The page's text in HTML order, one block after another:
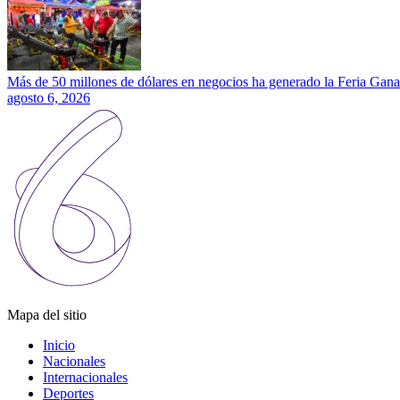
Más de 50 millones de dólares en negocios ha generado la Feria
agosto 6, 2026
Mapa del sitio
Inicio
Nacionales
Internacionales
Deportes